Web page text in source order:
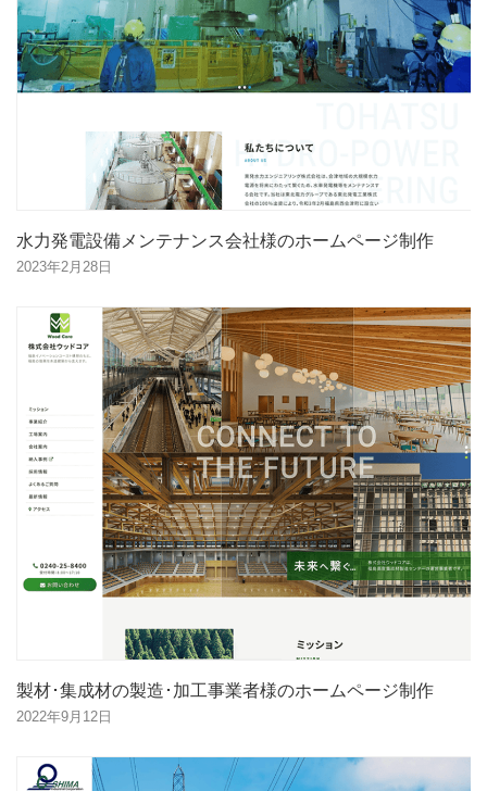
水力発電設備メンテナンス会社様のホームページ制作
2023年2月28日
製材･集成材の製造･加工事業者様のホームページ制作
2022年9月12日